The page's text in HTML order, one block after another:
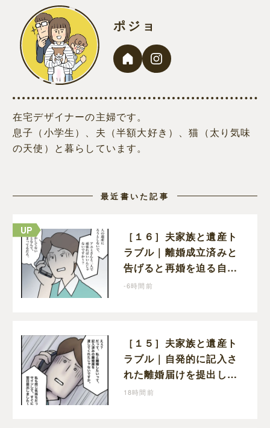
ポジョ
在宅デザイナーの主婦です。
息子（小学生）、夫（半額大好き）、猫（太り気味
の天使）と暮らしています。
最近書いた記事
［１６］夫家族と遺産ト
ラブル｜離婚成立済みと
告げると再婚を迫る自分
のことしか考えない元夫
-6時間前
［１５］夫家族と遺産ト
ラブル｜自発的に記入さ
れた離婚届けを提出した
だけなので、何も問題な
18時間前